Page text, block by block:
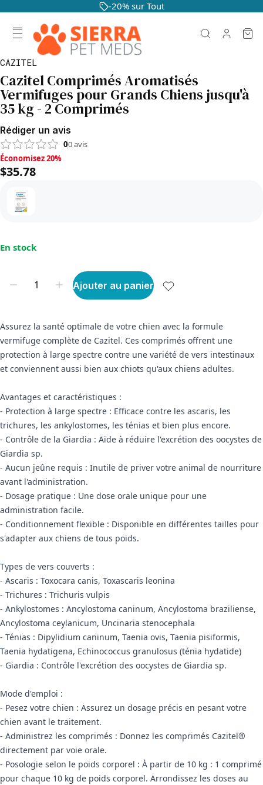
-20% sur Tout
CAZITEL
Cazitel Comprimés Aromatisés
Vermifuges pour Grands Chiens jusqu'à
35 kg - 2 Comprimés
Rédiger un avis
00avis
Économisez 20%, $35.78
Économisez 20%
$35.78
En stock
Ajouter au panier
Assurez la santé optimale de votre chien avec la formule
vermifuge complète de Cazitel. Ces comprimés offrent une
protection à large spectre contre une variété de vers intestinaux
et conviennent aussi bien aux chiots qu'aux chiens adultes.
Avantages et caractéristiques :
- Protection à large spectre : Efficace contre les ascaris, les
trichures, les ankylostomes, les ténias et bien plus encore.
- Contrôle de la Giardia : Aide à réduire l'excrétion des oocystes de
Giardia sp.
- Aucun jeûne requis : Inutile de priver votre animal de nourriture
avant l'administration.
- Dosage pratique : Une dose orale unique pour une
administration facile.
- Conditionnement flexible : Disponible en différentes tailles pour
s'adapter aux chiens de tous poids.
Types de vers couverts :
- Ascaris : Toxocara canis, Toxascaris leonina
- Trichures : Trichuris vulpis
- Ankylostomes : Ancylostoma caninum, Ancylostoma braziliense,
Ancylostoma ceylanicum, Uncinaria stenocephala
- Ténias : Dipylidium caninum, Taenia ovis, Taenia pisiformis,
Taenia hydatigena, Echinococcus granulosus (ténia hydatide)
- Giardia : Contrôle l'excrétion des oocystes de Giardia sp.
Mode d'emploi :
- Pesez votre chien : Assurez un dosage précis en pesant votre
chien avant le traitement.
- Administrez les comprimés : Donnez les comprimés Cazitel®
directement par voie orale.
- Posologie selon le poids corporel : À partir de 10 kg : 1 comprimé
pour chaque 10 kg de poids corporel. Arrondissez les doses au